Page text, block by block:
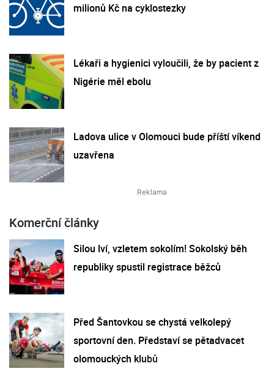
milionů Kč na cyklostezky
Lékaři a hygienici vyloučili, že by pacient z
Nigérie měl ebolu
Ladova ulice v Olomouci bude příští víkend
uzavřena
Komerční články
Silou lví, vzletem sokolím! Sokolský běh
republiky spustil registrace běžců
Před Šantovkou se chystá velkolepý
sportovní den. Představí se pětadvacet
olomouckých klubů